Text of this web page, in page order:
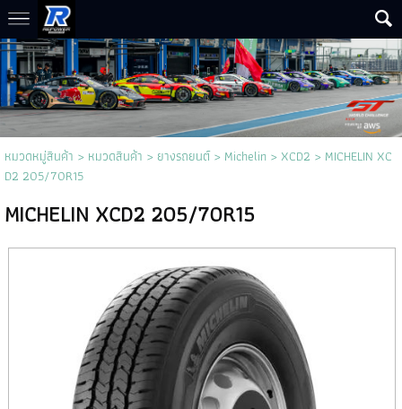
หมวดหมู่สินค้า > หมวดสินค้า >ยางรถยนต์> Michelin> XCD2 > MICHELIN XC
D2 205/70R15
MICHELIN XCD2 205/70R15